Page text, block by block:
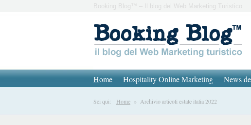
Booking Blog™ – Il blog del Web Marketing Turistico
Home Hospitality Online Marketing News
Sei qui: Home » Archivio articoli estate italia 2022